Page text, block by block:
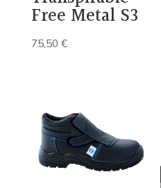
Free Metal S3
75,50 €